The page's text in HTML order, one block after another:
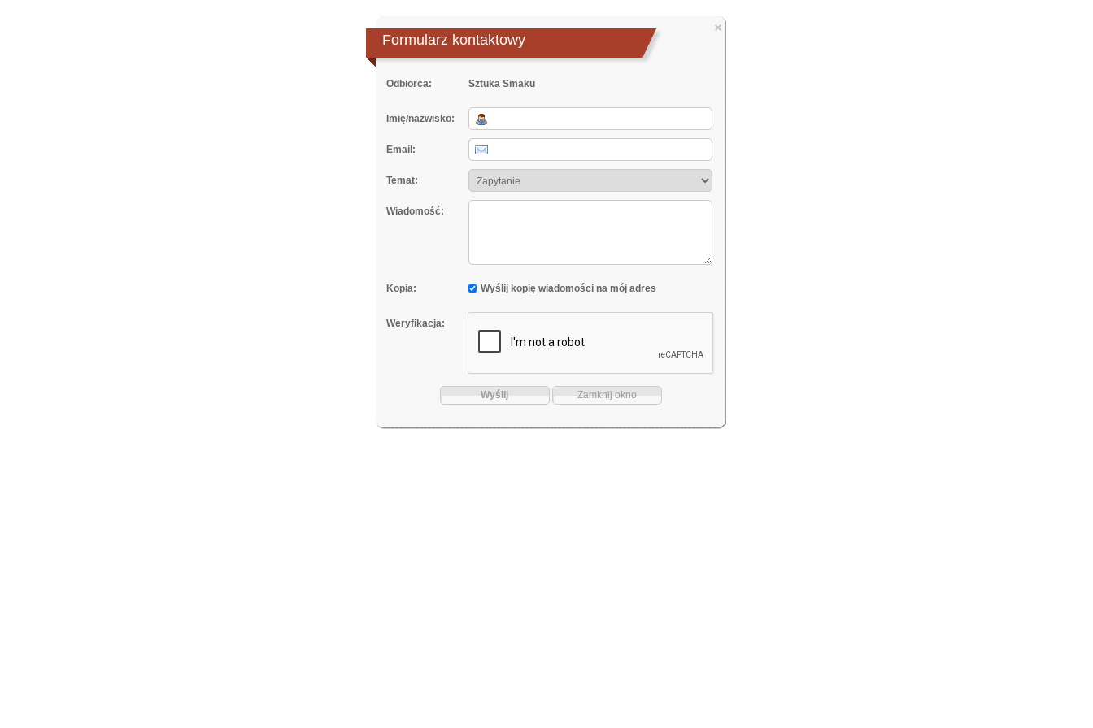
×
Formularz kontaktowy
Odbiorca: Sztuka Smaku
Imię/nazwisko:
Email:
Temat:
Wiadomość:
Kopia: Wyślij kopię wiadomości na mój adres
Weryfikacja: